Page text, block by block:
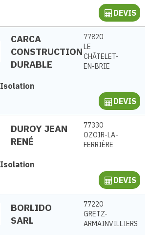
DEVIS
CARCA
CONSTRUCTION
DURABLE
77820
LE
CHÂTELET-
EN-BRIE
Isolation
DEVIS
DUROY JEAN
RENÉ
77330
OZOIR-LA-
FERRIÈRE
Isolation
DEVIS
BORLIDO
SARL
77220
GRETZ-
ARMAINVILLIERS